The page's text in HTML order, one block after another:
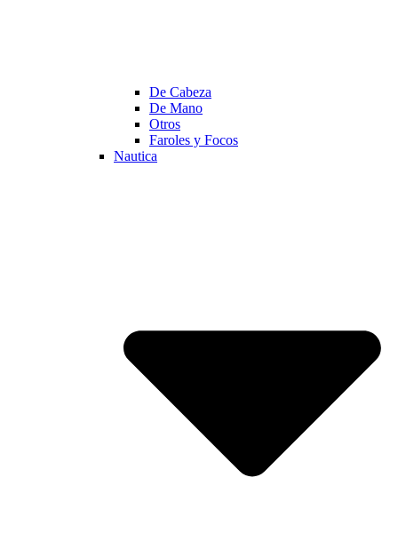
De Cabeza
De Mano
Otros
Faroles y Focos
Nautica